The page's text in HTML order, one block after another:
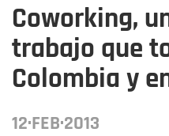
Coworking,
trabajo que
Colombia y
12·FEB·2013